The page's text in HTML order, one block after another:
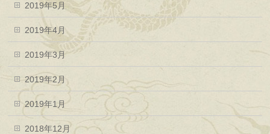
2019年5月
2019年4月
2019年3月
2019年2月
2019年1月
2018年12月